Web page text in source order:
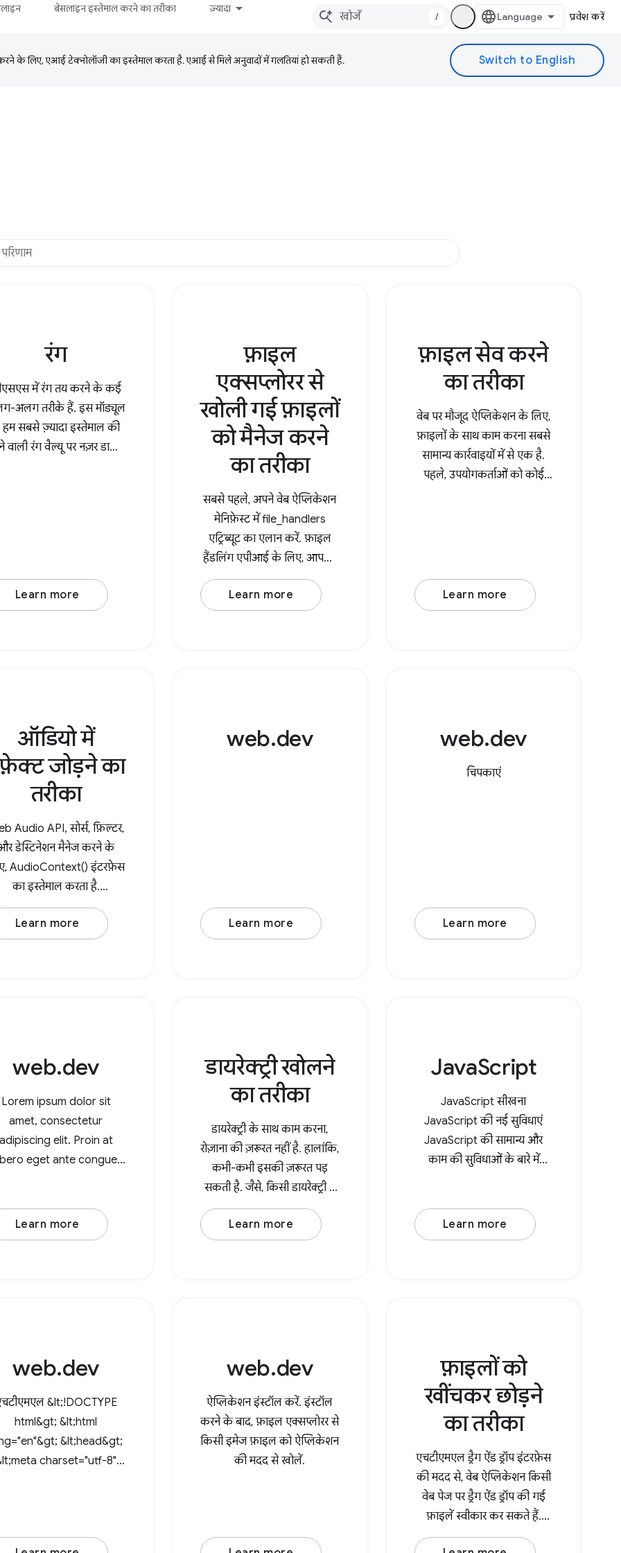
बेसलाइन इस्तेमाल करने का तरीका ज़्यादा
/ प्रवेश करें
के लिए, एआई टेक्नोलॉजी का इस्तेमाल करता है. एआई से मिले अनुवादों में गलतियां हो सकती हैं.
रंग
में रंग तय करने के कई
अलग तरीके हैं. इस मॉड्यूल
हम सबसे ज़्यादा इस्तेमाल की
वाली रंग वैल्यू पर नज़र डालते
Learn more
फ़ाइल
एक्सप्लोरर से
खोली गई फ़ाइलों
को मैनेज करने
का तरीका
सबसे पहले, अपने वेब ऐप्लिकेशन
मेनिफ़ेस्ट में file_handlers
एट्रिब्यूट का एलान करें. फ़ाइल
हैंडलिंग एपीआई के लिए, आपको
action प्रॉपर्टी (हैंडलिंग
यूआरएल) और accept प्रॉपर्टी के
Learn more
फ़ाइल सेव करने
का तरीका
वेब पर मौजूद ऐप्लिकेशन के लिए,
फ़ाइलों के साथ काम करना सबसे
सामान्य कार्रवाइयों में से एक है.
पहले, उपयोगकर्ताओं को कोई
Learn more
ऑडियो में
जोड़ने का
तरीका
Audio API, सोर्स, फ़िल्टर,
डेस्टिनेशन मैनेज करने के
AudioContext() इंटरफ़ेस
का इस्तेमाल करता है.
AudioContext() का नया
इंटरफ़ेस बनाने के बाद, कोई
Learn more
web.dev
Learn more
web.dev
चिपकाएं
Learn more
web.dev
Lorem ipsum dolor sit
amet, consectetur
adipiscing elit. Proin at
eget ante congue
et posuere eu,
sed lorem. Lorem
Learn more
डायरेक्ट्री खोलने
का तरीका
डायरेक्ट्री के साथ काम करना,
रोज़ाना की ज़रूरत नहीं है. हालांकि,
कभी-कभी इसकी ज़रूरत पड़
सकती है. जैसे, किसी डायरेक्ट्री में
मौजूद सभी इमेज को प्रोसेस करना.
File System Access API की
Learn more
JavaScript
JavaScript सीखना
JavaScript की नई सुविधाएं
JavaScript की सामान्य और
काम की सुविधाओं के बारे में
ऑप्टिमाइज़ करें तीसरे पक्ष के
JavaScript रिसॉर्स ऑप्टिमाइज़
Learn more
web.dev
&lt;!DOCTYPE
html&gt; &lt;html
&lt;head&gt;
charset="utf-8"
initial-scale=1" /&gt;
web.dev
ऐप्लिकेशन इंस्टॉल करें. इंस्टॉल
करने के बाद, फ़ाइल एक्सप्लोरर से
किसी इमेज फ़ाइल को ऐप्लिकेशन
की मदद से खोलें.
फ़ाइलों को
खींचकर छोड़ने
का तरीका
एचटीएमएल ड्रैग ऐंड ड्रॉप इंटरफ़ेस
की मदद से, वेब ऐप्लिकेशन किसी
वेब पेज पर ड्रैग ऐंड ड्रॉप की गई
फ़ाइलें स्वीकार कर सकते हैं.
खींचने और छोड़ने की प्रोसेस के